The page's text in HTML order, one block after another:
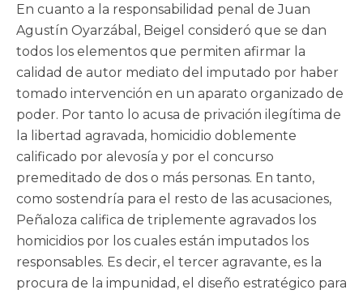
En cuanto a la responsabilidad penal de Juan
Agustín Oyarzábal, Beigel consideró que se dan
todos los elementos que permiten afirmar la
calidad de autor mediato del imputado por haber
tomado intervención en un aparato organizado de
poder. Por tanto lo acusa de privación ilegítima de
la libertad agravada, homicidio doblemente
calificado por alevosía y por el concurso
premeditado de dos o más personas. En tanto,
como sostendría para el resto de las acusaciones,
Peñaloza califica de triplemente agravados los
homicidios por los cuales están imputados los
responsables. Es decir, el tercer agravante, es la
procura de la impunidad, el diseño estratégico para